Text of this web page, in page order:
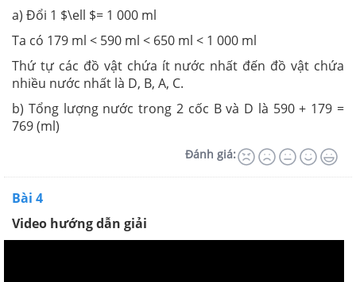
a) Đổi 1 $\ell $= 1 000 ml
Ta có 179 ml < 590 ml < 650 ml < 1 000 ml
Thứ tự các đồ vật chứa ít nước nhất đến đồ vật chứa
nhiều nước nhất là D, B, A, C.
b) Tổng lượng nước trong 2 cốc B và D là 590 + 179 =
769 (ml)
Đánh giá:
Bài 4
Video hướng dẫn giải